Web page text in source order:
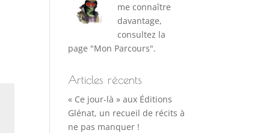
me connaître
davantage,
consultez la
page "Mon Parcours".
Articles récents
« Ce jour-là » aux Éditions
Glénat, un recueil de récits à
ne pas manquer !